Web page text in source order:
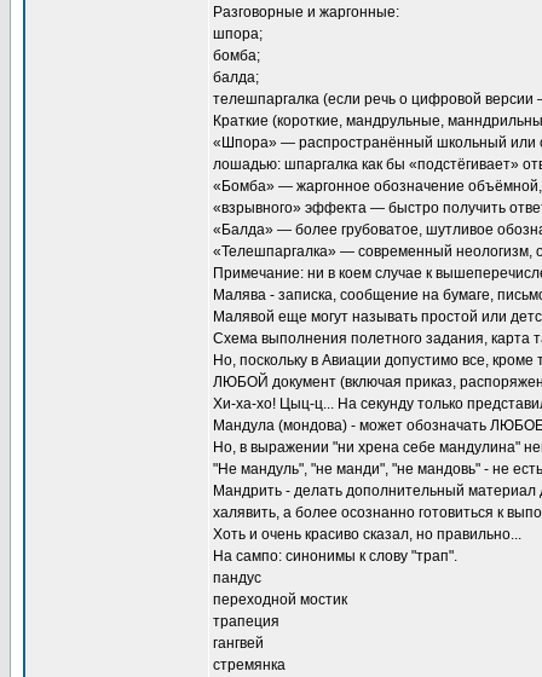
Разговорные и жаргонные:
шпора;
бомба;
балда;
телешпаргалка (если речь о цифровой
Краткие (короткие, мандрульные,
«Шпора» — распространённый школьный или
лошадью: шпаргалка как бы «подстёгивает»
«Бомба» — жаргонное обозначение
«взрывного» эффекта — быстро получить
«Балда» — более грубоватое, шутливое
«Телешпаргалка» — современный неологизм,
Примечание: ни в коем случае к
Малява - записка, сообщение на бумаге,
Малявой еще могут называть простой или
Схема выполнения полетного задания, карта
Но, поскольку в Авиации допустимо все,
ЛЮБОЙ документ (включая приказ,
Хи-ха-хо! Цыц-ц... На секунду только
Мандула (мондова) - может обозначать ЛЮБОЕ
Но, в выражении "ни хрена себе мандулина"
"Не мандуль", "не манди", "не мандовь" - не
Мандрить - делать дополнительный
халявить, а более осознанно готовиться к
Хоть и очень красиво сказал, но правильно...
На сампо: синонимы к слову "трап".
пандус
переходной мостик
трапеция
гангвей
стремянка